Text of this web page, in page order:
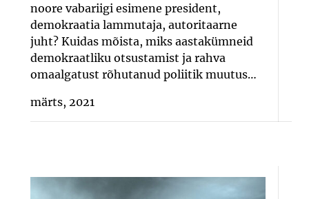
noore vabariigi esimene president,
demokraatia lammutaja, autoritaarne
juht? Kuidas mõista, miks aastakümneid
demokraatliku otsustamist ja rahva
omaalgatust rõhutanud poliitik muutus…
märts, 2021